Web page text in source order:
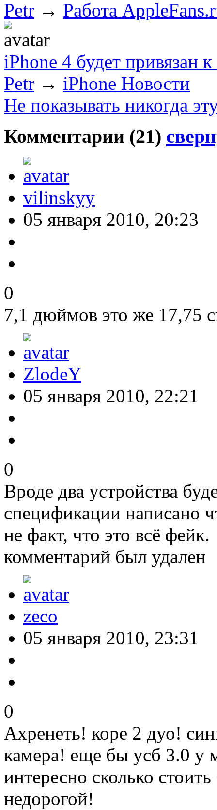
Petr → Работа
iPhone 4 будет привязан
Petr → iPhone Новости
Не показывать никогда
Комментарии (21)
vilinskyy
05 января 2010, 20:23
0
7,1 дюймов это же 17,75
ZlodeY
05 января 2010, 22:21
0
Вроде два устройства
спецификации написано
не факт, что это всё фейк.
комментарий был удален
zeco
05 января 2010, 23:31
0
Ахренеть! коре 2 дуо!
камера! еще бы усб 3.0 у
интересно сколько
недорогой!